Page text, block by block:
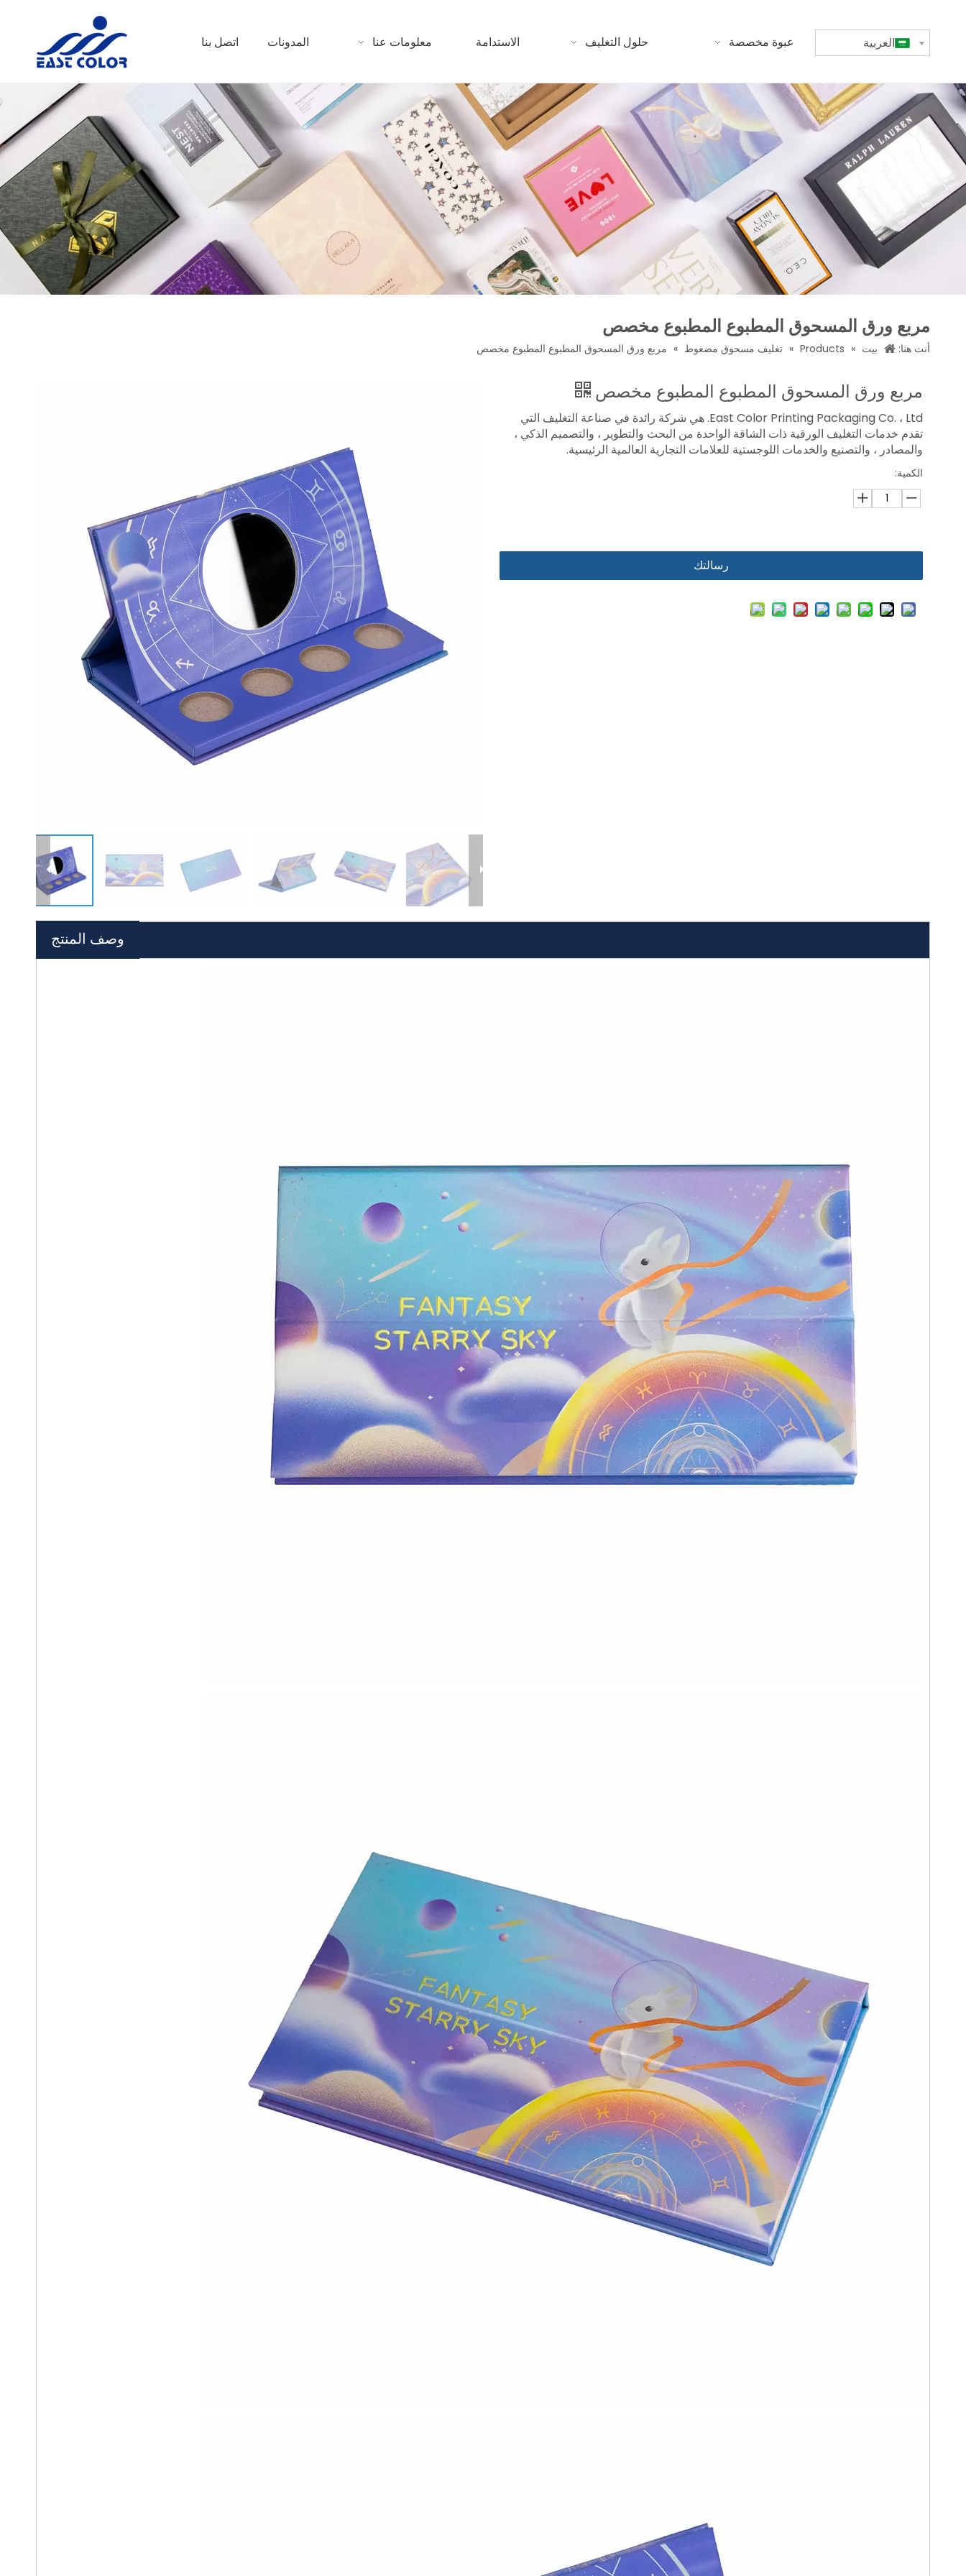
عبوة مخصصة حلول التغليف الاستدامة معلومات عنا المدونات اتصل بنا العربية
مربع ورق المسحوق المطبوع المطبوع مخصص
أنت هنا: بيت »
Products
» تغليف مسحوق مضغوط » مربع ورق المسحوق المطبوع المطبوع مخصص
مربع ورق المسحوق المطبوع المطبوع مخصص
East Color Printing Packaging Co. ، Ltd. هي شركة رائدة في صناعة التغليف التي
تقدم خدمات التغليف الورقية ذات الشاقة الواحدة من البحث والتطوير ، والتصميم الذكي ،
والمصادر ، والتصنيع والخدمات اللوجستية للعلامات التجارية العالمية الرئيسية.
الكمية:
رسالتك
وصف المنتج